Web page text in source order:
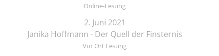
Online-Lesung
2. Juni 2021
Janika Hoffmann - Der Quell der Finsternis
Vor Ort Lesung